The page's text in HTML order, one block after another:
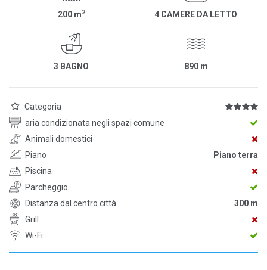
200 m2 4 CAMERE DA LETTO
3 BAGNO 890 m
Categoria
aria condizionata negli spazi comune
Animali domestici
Piano
Piano terra
Piscina
Parcheggio
Distanza dal centro città
300 m
Grill
Wi-Fi